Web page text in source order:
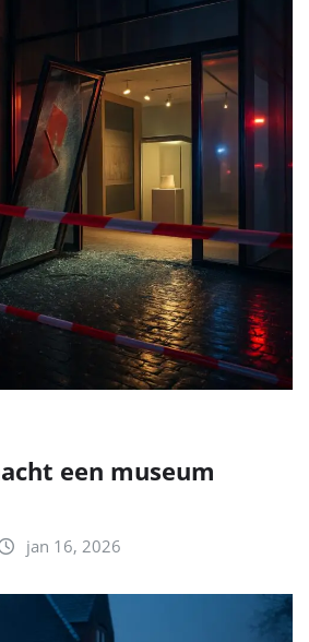
een museum
jan 16, 2026